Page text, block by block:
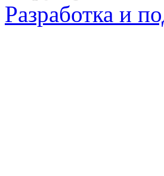
Разработка и